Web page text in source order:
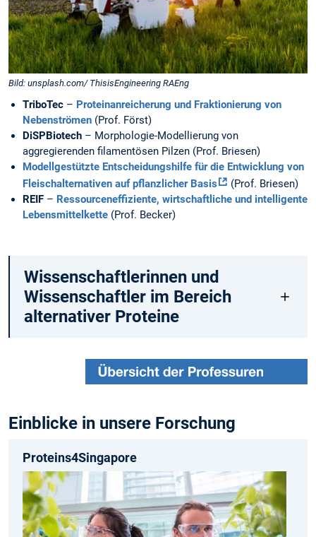
Bild: unsplash.com/ ThisisEngineering RAEng
TriboTec – Proteinanreicherung und Fraktionierung von
Nebenströmen (Prof. Först)
DiSPBiotech – Morphologie-Modellierung von
aggregierenden filamentösen Pilzen (Prof. Briesen)
Modellgestützte Entscheidungshilfe für die Entwicklung von
Fleischalternativen auf pflanzlicher Basis
(Prof. Briesen)
REIF – Ressourceneffiziente, wirtschaftliche und intelligente
Lebensmittelkette (Prof. Becker)
Wissenschaftlerinnen und
Wissenschaftler im Bereich
alternativer Proteine
Einblicke in unsere Forschung
Proteins4Singapore